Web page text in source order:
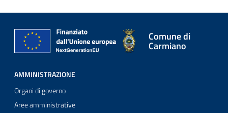
Comune di
Carmiano
AMMINISTRAZIONE
Organi di governo
Aree amministrative